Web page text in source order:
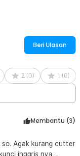
Beri Ulasan
2 (0) 1 (0)
Membantu (3)
Agak kurang cutter
inggris nya